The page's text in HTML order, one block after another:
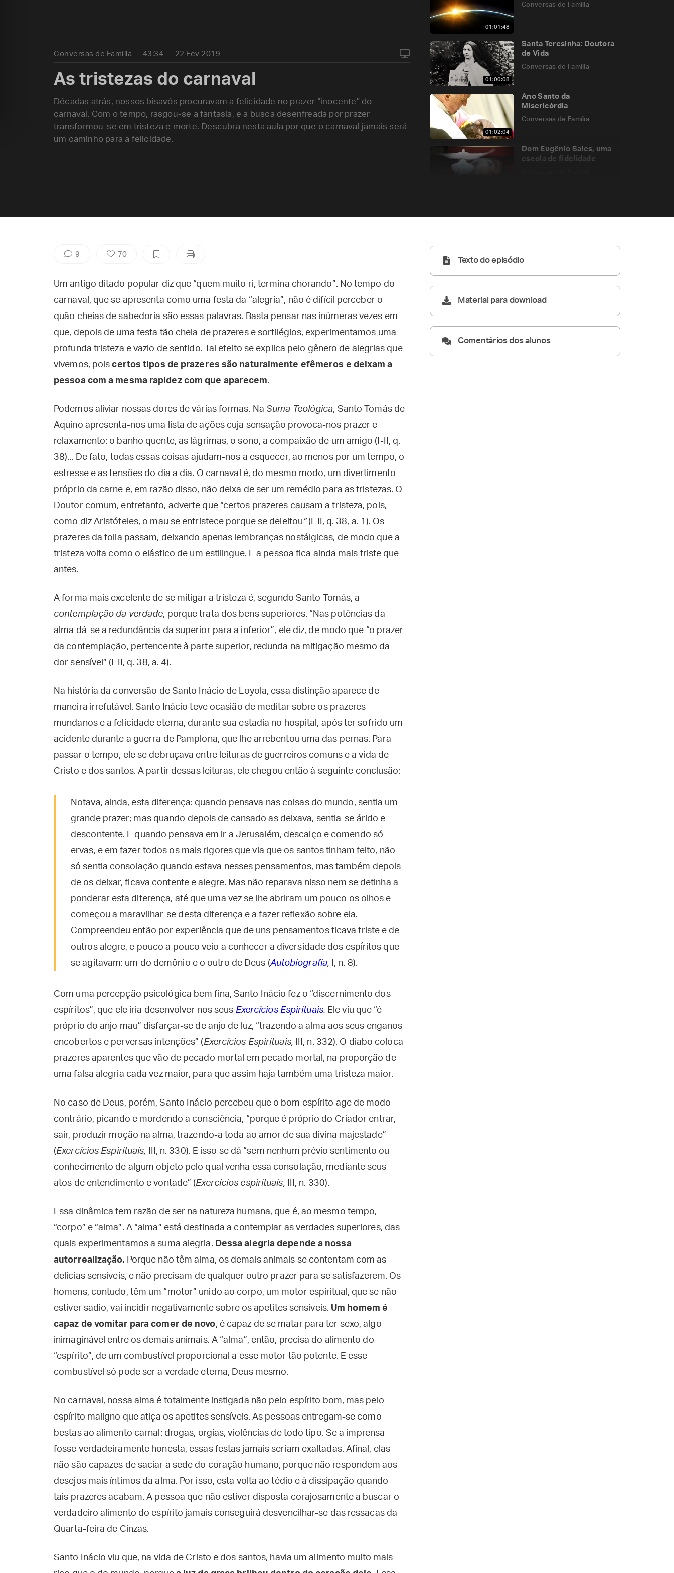
01:01:48
Conversas de Família
01:00:08
Santa Teresinha: Doutora
de Vida
Conversas de Família
01:02:04
Ano Santo da
Misericórdia
Conversas de Família
Dom Eugênio Sales, uma
escola de fidelidade
Conversas de Família
Conversas de Família 43:34 22 Fev 2019
As tristezas do carnaval
Décadas atrás, nossos bisavós procuravam a felicidade no prazer “inocente” do
carnaval. Com o tempo, rasgou-se a fantasia, e a busca desenfreada por prazer
transformou-se em tristeza e morte. Descubra nesta aula por que o carnaval jamais será
um caminho para a felicidade.
9 70
Um antigo ditado popular diz que “quem muito ri, termina chorando”. No tempo do
carnaval, que se apresenta como uma festa da “alegria”, não é difícil perceber o
quão cheias de sabedoria são essas palavras. Basta pensar nas inúmeras vezes em
que, depois de uma festa tão cheia de prazeres e sortilégios, experimentamos uma
profunda tristeza e vazio de sentido. Tal efeito se explica pelo gênero de alegrias que
vivemos, poiscertos tipos de prazeres são naturalmente efêmeros e deixam a
pessoa com a mesma rapidez com que aparecem.
Podemos aliviar nossas dores de várias formas. Na Suma Teológica, Santo Tomás de
Aquino apresenta-nos uma lista de ações cuja sensação provoca-nos prazer e
relaxamento: o banho quente, as lágrimas, o sono, a compaixão de um amigo (I-II, q.
38)... De fato, todas essas coisas ajudam-nos a esquecer, ao menos por um tempo, o
estresse e as tensões do dia a dia. O carnaval é, do mesmo modo, um divertimento
próprio da carne e, em razão disso, não deixa de ser um remédio para as tristezas. O
Doutor comum, entretanto, adverte que “certos prazeres causam a tristeza, pois,
como diz Aristóteles, o mau se entristece porque se deleitou ” (I-II, q. 38, a. 1). Os
prazeres da folia passam, deixando apenas lembranças nostálgicas, de modo que a
tristeza volta como o elástico de um estilingue. E a pessoa fica ainda mais triste que
antes.
A forma mais excelente de se mitigar a tristeza é, segundo Santo Tomás, a
contemplação da verdade, porque trata dos bens superiores. “Nas potências da
alma dá-se a redundância da superior para a inferior”, ele diz, de modo que “o prazer
da contemplação, pertencente à parte superior, redunda na mitigação mesmo da
dor sensível” (I-II, q. 38, a. 4).
Na história da conversão de Santo Inácio de Loyola, essa distinção aparece de
maneira irrefutável. Santo Inácio teve ocasião de meditar sobre os prazeres
mundanos e a felicidade eterna, durante sua estadia no hospital, após ter sofrido um
acidente durante a guerra de Pamplona, que lhe arrebentou uma das pernas. Para
passar o tempo, ele se debruçava entre leituras de guerreiros comuns e a vida de
Cristo e dos santos. A partir dessas leituras, ele chegou então à seguinte conclusão:
Notava, ainda, esta diferença: quando pensava nas coisas do mundo, sentia um
grande prazer; mas quando depois de cansado as deixava, sentia-se árido e
descontente. E quando pensava em ir a Jerusalém, descalço e comendo só
ervas, e em fazer todos os mais rigores que via que os santos tinham feito, não
só sentia consolação quando estava nesses pensamentos, mas também depois
de os deixar, ficava contente e alegre. Mas não reparava nisso nem se detinha a
ponderar esta diferença, até que uma vez se lhe abriram um pouco os olhos e
começou a maravilhar-se desta diferença e a fazer reflexão sobre ela.
Compreendeu então por experiência que de uns pensamentos ficava triste e de
outros alegre, e pouco a pouco veio a conhecer a diversidade dos espíritos que
se agitavam: um do demônio e o outro de Deus (Autobiografia, I, n. 8).
Com uma percepção psicológica bem fina, Santo Inácio fez o “discernimento dos
espíritos”, que ele iria desenvolver nos seus Exercícios Espirituais. Ele viu que “é
próprio do anjo mau” disfarçar-se de anjo de luz, “trazendo a alma aos seus enganos
encobertos e perversas intenções” (Exercícios Espirituais, III, n. 332). O diabo coloca
prazeres aparentes que vão de pecado mortal em pecado mortal, na proporção de
uma falsa alegria cada vez maior, para que assim haja também uma tristeza maior.
No caso de Deus, porém, Santo Inácio percebeu que o bom espírito age de modo
contrário, picando e mordendo a consciência, “porque é próprio do Criador entrar,
sair, produzir moção na alma, trazendo-a toda ao amor de sua divina majestade”
(Exercícios Espirituais, III, n. 330). E isso se dá “sem nenhum prévio sentimento ou
conhecimento de algum objeto pelo qual venha essa consolação, mediante seus
atos de entendimento e vontade” (Exercícios espirituais, III, n. 330).
Essa dinâmica tem razão de ser na natureza humana, que é, ao mesmo tempo,
“corpo” e “alma”. A “alma” está destinada a contemplar as verdades superiores, das
quais experimentamos a suma alegria. Dessa alegria depende a nossa
autorrealização. Porque não têm alma, os demais animais se contentam com as
delícias sensíveis, e não precisam de qualquer outro prazer para se satisfazerem. Os
homens, contudo, têm um “motor” unido ao corpo, um motor espiritual, que se não
estiver sadio, vai incidir negativamente sobre os apetites sensíveis. Um homem é
capaz de vomitar para comer de novo, é capaz de se matar para ter sexo, algo
inimaginável entre os demais animais. A “alma”, então, precisa do alimento do
“espírito”, de um combustível proporcional a esse motor tão potente. E esse
combustível só pode ser a verdade eterna, Deus mesmo.
No carnaval, nossa alma é totalmente instigada não pelo espírito bom, mas pelo
espírito maligno que atiça os apetites sensíveis. As pessoas entregam-se como
bestas ao alimento carnal: drogas, orgias, violências de todo tipo. Se a imprensa
fosse verdadeiramente honesta, essas festas jamais seriam exaltadas. Afinal, elas
não são capazes de saciar a sede do coração humano, porque não respondem aos
desejos mais íntimos da alma. Por isso, esta volta ao tédio e à dissipação quando
tais prazeres acabam. A pessoa que não estiver disposta corajosamente a buscar o
verdadeiro alimento do espírito jamais conseguirá desvencilhar-se das ressacas da
Quarta-feira de Cinzas.
Santo Inácio viu que, na vida de Cristo e dos santos, havia um alimento muito mais
Texto do episódio
Material para download
Comentários dos alunos